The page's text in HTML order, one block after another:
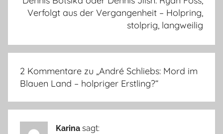
Verfolgt aus der Vergangenheit – Holpring,
stolprig, langweilig
2 Kommentare zu „André Schliebs: Mord im
Blauen Land – holpriger Erstling?“
Karina sagt: